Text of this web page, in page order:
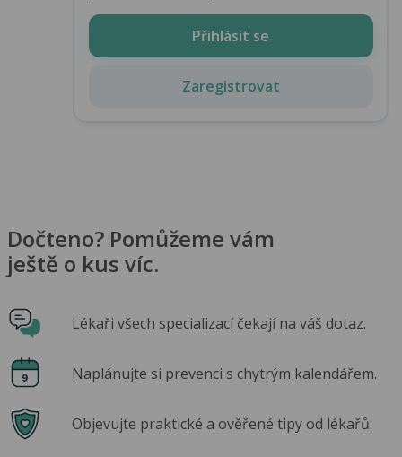
Přihlásit se
Zaregistrovat
Dočteno? Pomůžeme vám
ještě o kus víc.
Lékaři všech specializací čekají na váš dotaz.
Naplánujte si prevenci s chytrým kalendářem.
Objevujte praktické a ověřené tipy od lékařů.